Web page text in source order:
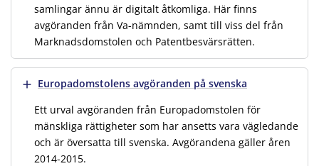
samlingar ännu är digitalt åtkomliga. Här finns
avgöranden från Va-nämnden, samt till viss del från
Marknadsdomstolen och Patentbesvärsrätten.
Visa merEuropadomstolens avgöranden på svenska
Ett urval avgöranden från Europadomstolen för
mänskliga rättigheter som har ansetts vara vägledande
och är översatta till svenska. Avgörandena gäller åren
2014-2015.